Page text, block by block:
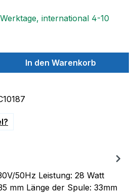
international 4-10
Gib den
In den Warenkorb
50Hz Leistung: 28 Watt
mm Länge der Spule: 33mm